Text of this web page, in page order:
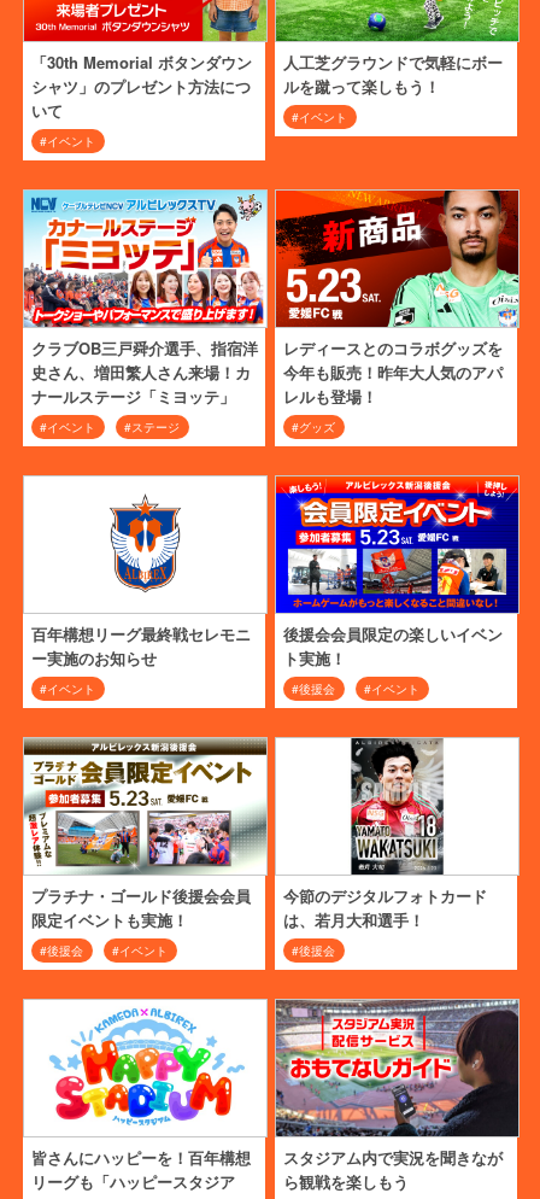
「30th Memorial ボタンダウン
シャツ」のプレゼント方法につ
いて
#イベント
人工芝グラウンドで気軽にボー
ルを蹴って楽しもう！
#イベント
クラブOB三戸舜介選手、指宿洋
史さん、増田繁人さん来場！カ
ナールステージ「ミヨッテ」
#イベント #ステージ
レディースとのコラボグッズを
今年も販売！昨年大人気のアパ
レルも登場！
#グッズ
百年構想リーグ最終戦セレモニ
ー実施のお知らせ
#イベント
後援会会員限定の楽しいイベン
ト実施！
#後援会 #イベント
プラチナ・ゴールド後援会会員
限定イベントも実施！
#後援会 #イベント
今節のデジタルフォトカード
は、若月大和選手！
#後援会
皆さんにハッピーを！百年構想
リーグも「ハッピースタジア
スタジアム内で実況を聞きなが
ら観戦を楽しもう